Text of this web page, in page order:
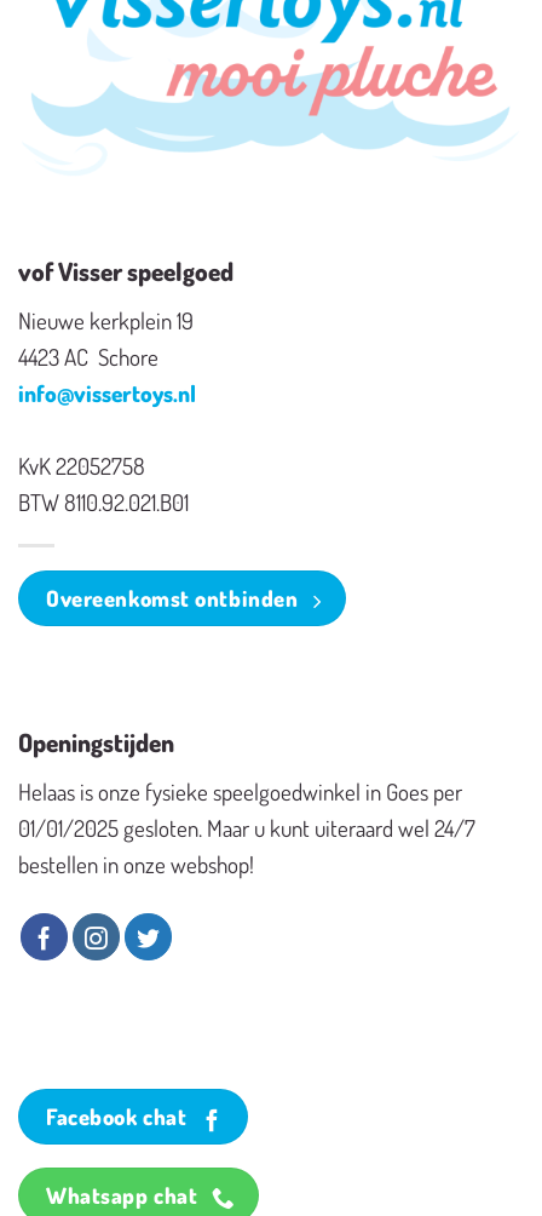
vof Visser speelgoed
Nieuwe kerkplein 19
4423 AC Schore
info@vissertoys.nl
KvK 22052758
BTW 8110.92.021.B01
Overeenkomst ontbinden
Openingstijden
Helaas is onze fysieke speelgoedwinkel in Goes per
01/01/2025 gesloten. Maar u kunt uiteraard wel 24/7
bestellen in onze webshop!
Facebook chat
Whatsapp chat